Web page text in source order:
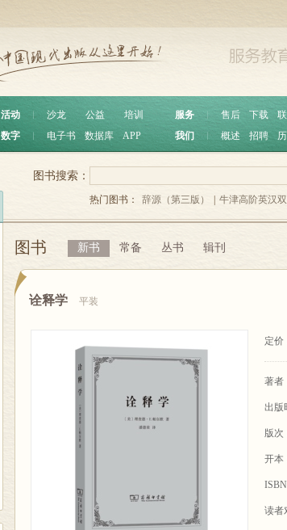
活动 沙龙 公益
培训
数字
电子书 数据库 APP
服务 ︱ 售后 下载
我们
概述 招聘
图书搜索：
热门图书： 辞源（第三版） 牛津高阶英汉
图书 新书 常备 丛书 辑刊
诠释学 平装
定价
著者
出版
版次
开本
读者